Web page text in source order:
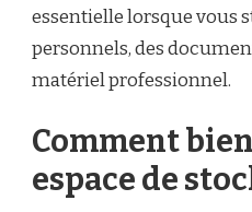
essentielle lorsque vous
personnels, des
matériel professionnel.
Comment
espace de